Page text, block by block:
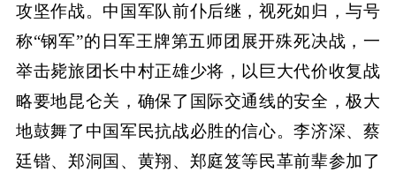
攻坚作战。中国军队前仆后继，视死如归，与号
称“钢军”的日军王牌第五师团展开殊死决战，一
举击毙旅团长中村正雄少将，以巨大代价收复战
略要地昆仑关，确保了国际交通线的安全，极大
地鼓舞了中国军民抗战必胜的信心。李济深、蔡
廷锴、郑洞国、黄翔、郑庭笈等民革前辈参加了